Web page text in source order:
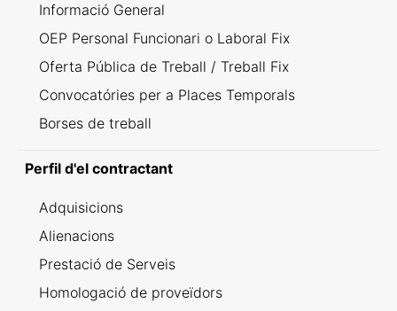
Informació General
OEP Personal Funcionari o Laboral Fix
Oferta Pública de Treball / Treball Fix
Convocatóries per a Places Temporals
Borses de treball
Perfil d'el contractant
Adquisicions
Alienacions
Prestació de Serveis
Homologació de proveïdors